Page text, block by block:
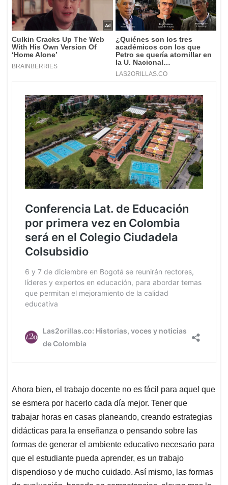
Ahora bien, el trabajo docente no es fácil para aquel que
se esmera por hacerlo cada día mejor. Tener que
trabajar horas en casas planeando, creando estrategias
didácticas para la enseñanza o pensando sobre las
formas de generar el ambiente educativo necesario para
que el estudiante pueda aprender, es un trabajo
dispendioso y de mucho cuidado. Así mismo, las formas